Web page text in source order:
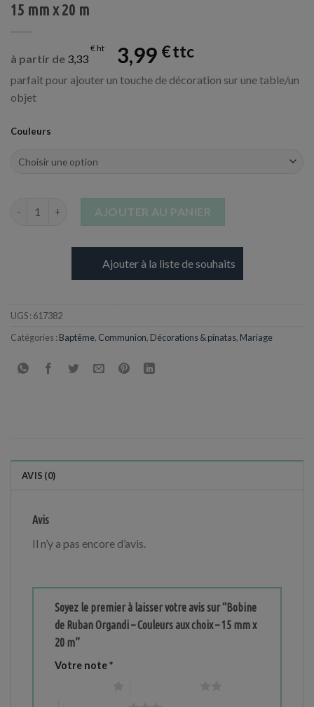
15 mm x 20 m
à partir de 3,33
€ 3,99 €
parfait pour ajouter un touche de décoration sur une table/un
objet
Couleurs
AJOUTER AU PANIER
Ajouter à la liste de souhaits
UGS : 617382
Catégories : Baptême, Communion, Décorations & pinatas, Mariage
AVIS (0)
Avis
Il n’y a pas encore d’avis.
Soyez le premier à laisser votre avis sur “Bobine
de Ruban Organdi – Couleurs aux choix – 15 mm x
20 m”
Votre note*